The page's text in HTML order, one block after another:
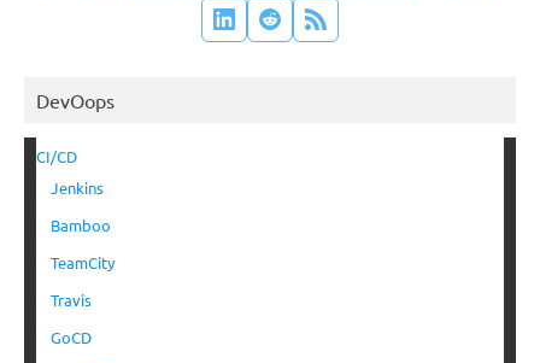
DevOops
CI/CD
Jenkins
Bamboo
TeamCity
Travis
GoCD